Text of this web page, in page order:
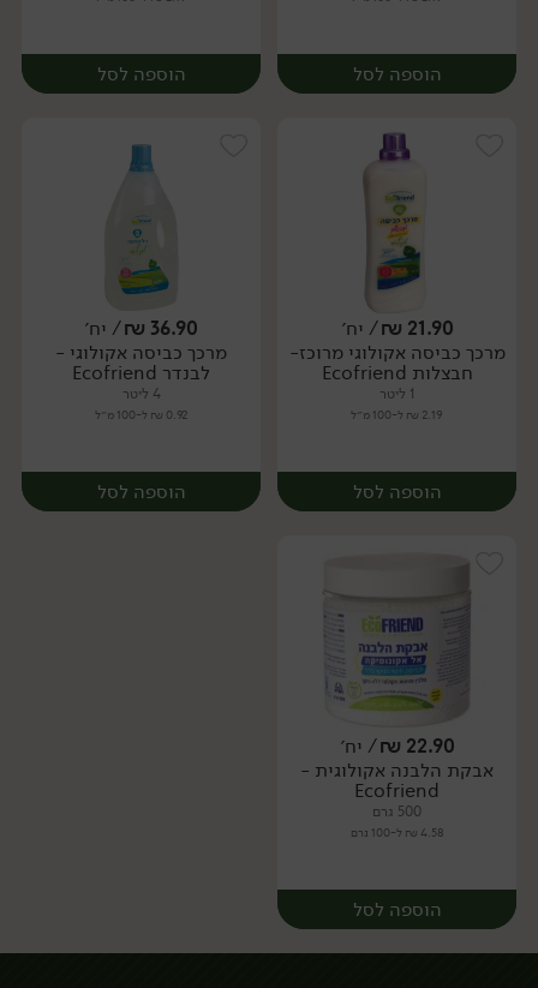
הוספה לסל
יח׳
הוספה לסל
יח׳
21.90
₪/ יח׳
מרכך כביסה אקולוגי מרוכז-
חבצלות Ecofriend
1 ליטר
2.19 ₪ ל-100 מ״ל
הוספה לסל
יח׳
36.90
₪/ יח׳
מרכך כביסה אקולוגי -
לבנדר Ecofriend
4 ליטר
0.92 ₪ ל-100 מ״ל
הוספה לסל
22.90
₪/ יח׳
אבקת הלבנה אקולוגית -
Ecofriend
500 גרם
4.58 ₪ ל-100 גרם
הוספה לסל